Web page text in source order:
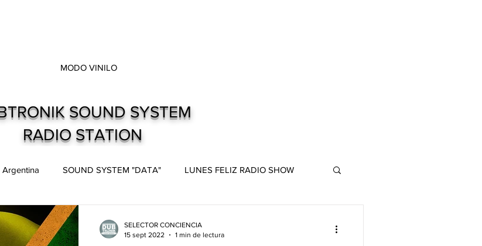
MODO VINILO
SOUND SYSTEM
RADIO STATION
Argentina SOUND SYSTEM "DATA" LUNES FELIZ RADIO SHOW
and direct. Shows. Recitales.
SELECTOR CONCIENCIA
15 sept 2022
1 min de lectura